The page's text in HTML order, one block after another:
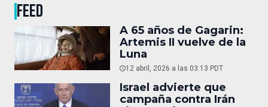
FEED
A 65 años de Gagarin:
Artemis II vuelve de la
Luna
12 abril, 2026 a las 03:13 PDT
Israel advierte que
campaña contra Irán